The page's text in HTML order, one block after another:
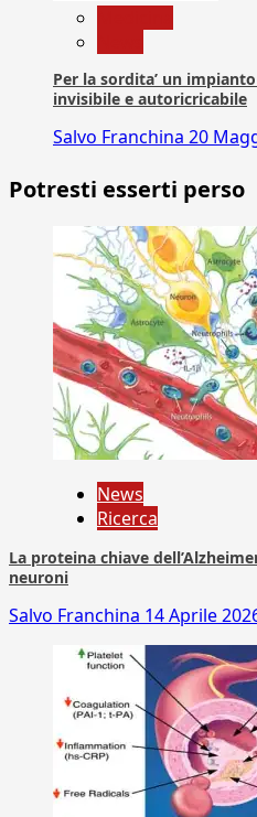
Per la sordita’ un
invisibile e autoricricabile
Salvo Franchina 20
Potresti esserti perso
News
Ricerca
La proteina chiave
neuroni
Salvo Franchina 14 Aprile